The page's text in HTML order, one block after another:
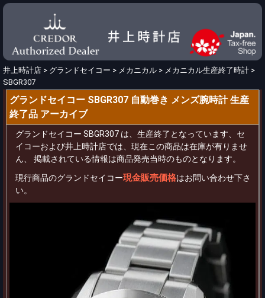
井上時計店 > グランドセイコー > メカニカル > メカニカル生産終了時計 >
SBGR307
グランドセイコー SBGR307 自動巻き メンズ腕時計 生産
終了品 アーカイブ
グランドセイコー SBGR307 は、生産終了となっています、セ
イコーおよび井上時計店では、現在この商品は在庫が有りませ
ん、 掲載されている情報は商品発売当時のものとなります。
現行商品のグランドセイコー現金販売価格はお問い合わせ下さ
い。